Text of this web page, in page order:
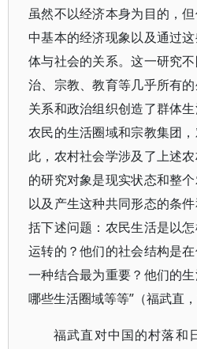
虽然不以经济本身为目的，
中基本的经济现象以及通过
体与社会的关系。这一研究
治、宗教、教育等几乎所有
关系和政治组织创造了群体
农民的生活圈域和宗教集团
此，农村社会学涉及了上述
的研究对象是现实状态和整
以及产生这种共同形态的条
括下述问题：农民生活是以
运转的？他们的社会结构是
一种结合最为重要？他们的
哪些生活圈域等等”（福武直
福武直对中国的村落和